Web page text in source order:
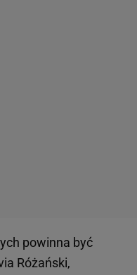
powinna być
Różański,